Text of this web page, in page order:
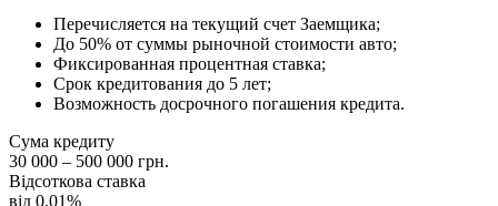
Перечисляется на текущий счет Заемщика;
До 50% от суммы рыночной стоимости авто;
Фиксированная процентная ставка;
Срок кредитования до 5 лет;
Возможность досрочного погашения кредита.
Сума кредиту
30 000 – 500 000 грн.
Відсоткова ставка
від 0.01%